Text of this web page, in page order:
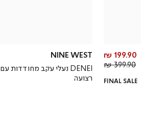
מחיר
מוצר
199.90 ₪
מחיר
399.90 ₪
FINAL SALE
NINE WEST
DENEI נעלי עקב מחודדות עם
רצועה